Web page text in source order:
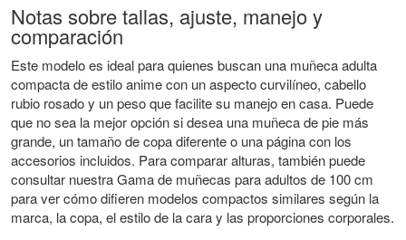
Notas sobre tallas, ajuste, manejo y
comparación
Este modelo es ideal para quienes buscan una muñeca adulta
compacta de estilo anime con un aspecto curvilíneo, cabello
rubio rosado y un peso que facilite su manejo en casa. Puede
que no sea la mejor opción si desea una muñeca de pie más
grande, un tamaño de copa diferente o una página con los
accesorios incluidos. Para comparar alturas, también puede
consultar nuestraGama de muñecas para adultos de 100 cm
para ver cómo difieren modelos compactos similares según la
marca, la copa, el estilo de la cara y las proporciones corporales.